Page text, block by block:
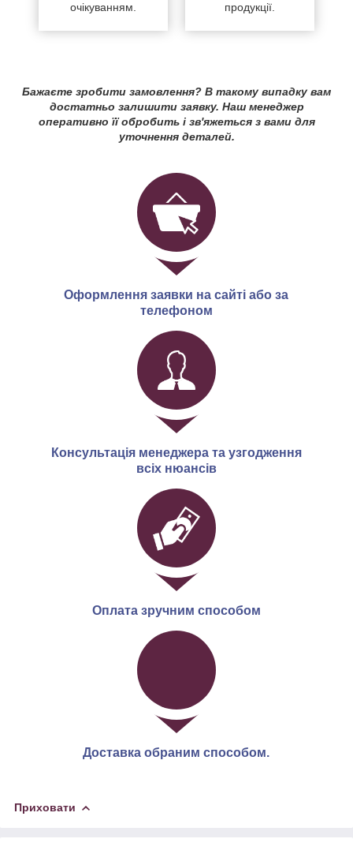
очікуванням.
продукції.
Бажаєте зробити замовлення? В такому випадку вам
достатньо залишити заявку. Наш менеджер
оперативно її обробить і зв'яжеться з вами для
уточнення деталей.
Оформлення заявки на сайті або за
телефоном
Консультація менеджера та узгодження
всіх нюансів
Оплата зручним способом
Доставка обраним способом.
Приховати